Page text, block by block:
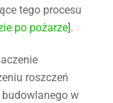
tego procesu
po pożarze].
roszczeń
w